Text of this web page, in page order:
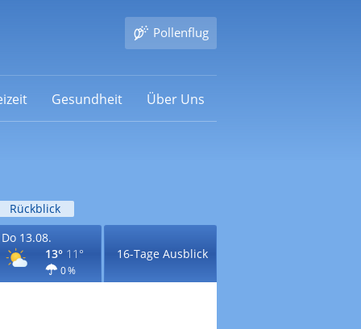
Pollenflug
Gesundheit Über Uns
Rückblick
Do 13.08.
13° 11°
0 %
16-Tage Ausblick